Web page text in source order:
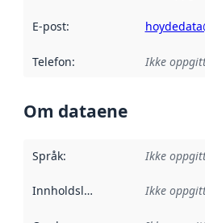
E-post:
Telefon: Ikke
Om dataene
Språk: Ikke
Innholdsleverandører :
Ikke